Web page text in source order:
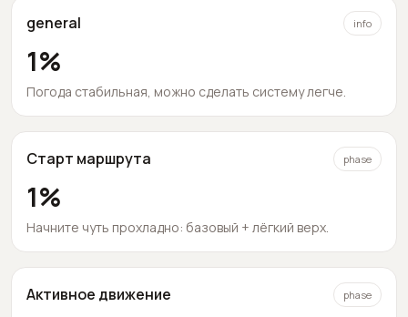
general info
1%
Погода стабильная, можно сделать систему легче.
Старт маршрута phase
1%
Начните чуть прохладно: базовый + лёгкий верх.
Активное движение phase